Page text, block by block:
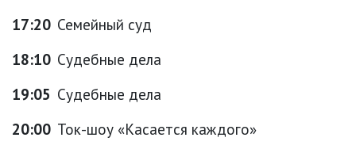
17:20 Семейный суд
18:10 Судебные дела
19:05 Судебные дела
20:00 Ток-шоу «Касается каждого»